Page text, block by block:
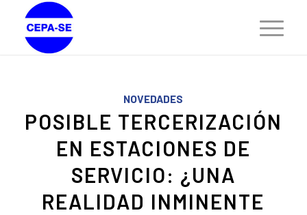
NOVEDADES
POSIBLE TERCERIZACIÓN
EN ESTACIONES DE
SERVICIO: ¿UNA
REALIDAD INMINENTE